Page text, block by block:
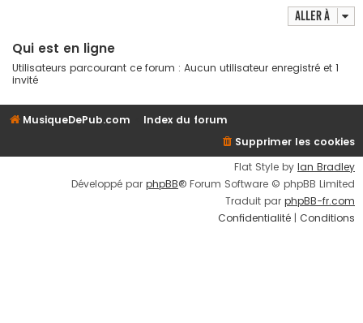
Aller à
Qui est en ligne
Utilisateurs parcourant ce forum : Aucun utilisateur enregistré et 1
invité
MusiqueDePub.com
Index du forum
Supprimer les cookies
Flat Style by Ian Bradley
Développé par phpBB® Forum Software © phpBB Limited
Traduit par phpBB-fr.com
Confidentialité
Conditions